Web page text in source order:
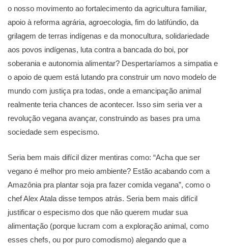
o nosso movimento ao fortalecimento da agricultura familiar,
apoio à reforma agrária, agroecologia, fim do latifúndio, da
grilagem de terras indígenas e da monocultura, solidariedade
aos povos indígenas, luta contra a bancada do boi, por
soberania e autonomia alimentar? Despertaríamos a simpatia e
o apoio de quem está lutando pra construir um novo modelo de
mundo com justiça pra todas, onde a emancipação animal
realmente teria chances de acontecer. Isso sim seria ver a
revolução vegana avançar, construindo as bases pra uma
sociedade sem especismo.
Seria bem mais difícil dizer mentiras como: “Acha que ser
vegano é melhor pro meio ambiente? Estão acabando com a
Amazônia pra plantar soja pra fazer comida vegana”, como o
chef Alex Atala disse tempos atrás. Seria bem mais difícil
justificar o especismo dos que não querem mudar sua
alimentação (porque lucram com a exploração animal, como
esses chefs, ou por puro comodismo) alegando que a